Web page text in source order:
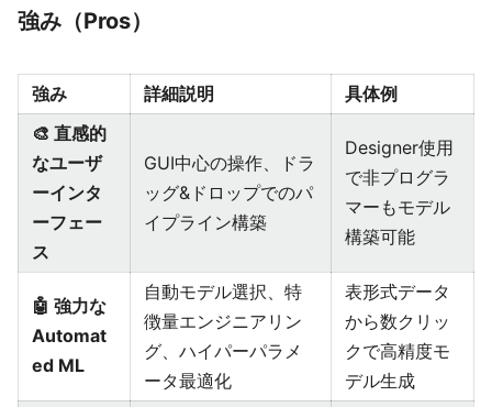
強み（Pros）
強み 詳細説明
具体例
🎨 直感的
なユーザ
ーインタ
ーフェー
ス
GUI中心の操作、ドラ
ッグ&ドロップでのパ
イプライン構築
Designer使用
で非プログラ
マーもモデル
構築可能
🤖 強力な
Automat
ed ML
自動モデル選択、特
徴量エンジニアリン
グ、ハイパーパラメ
ータ最適化
表形式データ
から数クリッ
クで高精度モ
デル生成